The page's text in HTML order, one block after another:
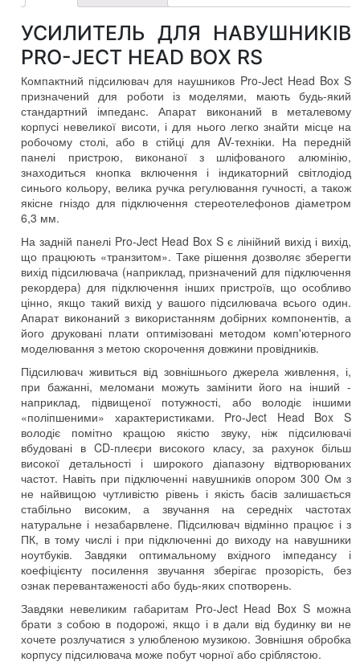
УСИЛИТЕЛЬ ДЛЯ НАВУШНИКІВ
PRO-JECT HEAD BOX RS
Компактний підсилювач для наушников Pro-Ject Head Box S
призначений для роботи із моделями, мають будь-який
стандартний імпеданс. Апарат виконаний в металевому
корпусі невеликої висоти, і для нього легко знайти місце на
робочому столі, або в стійці для AV-техніки. На передній
панелі пристрою, виконаної з шліфованого алюмінію,
знаходиться кнопка включення і індикаторний світлодіод
синього кольору, велика ручка регулювання гучності, а також
якісне гніздо для підключення стереотелефонов діаметром
6,3 мм.
На задній панелі Pro-Ject Head Box S є лінійний вихід і вихід,
що працюють «транзитом». Таке рішення дозволяє зберегти
вихід підсилювача (наприклад, призначений для підключення
рекордера) для підключення інших пристроїв, що особливо
цінно, якщо такий вихід у вашого підсилювача всього один.
Апарат виконаний з використанням добірних компонентів, а
його друковані плати оптимізовані методом комп'ютерного
моделювання з метою скорочення довжини провідників.
Підсилювач живиться від зовнішнього джерела живлення, і,
при бажанні, меломани можуть замінити його на інший -
наприклад, підвищеної потужності, або володіє іншими
«поліпшеними» характеристиками. Pro-Ject Head Box S
володіє помітно кращою якістю звуку, ніж підсилювачі
вбудовані в CD-плеєри високого класу, за рахунок більш
високої детальності і широкого діапазону відтворюваних
частот. Навіть при підключенні навушників опором 300 Ом з
не найвищою чутливістю рівень і якість басів залишається
стабільно високим, а звучання на середніх частотах
натуральне і незабарвлене. Підсилювач відмінно працює і з
ПК, в тому числі і при підключенні до виходу на навушники
ноутбуків. Завдяки оптимальному вхідного імпедансу і
коефіцієнту посилення звучання зберігає прозорість, без
ознак перевантаженості або будь-яких спотворень.
Завдяки невеликим габаритам Pro-Ject Head Box S можна
брати з собою в подорожі, якщо і в дали від будинку ви не
хочете розлучатися з улюбленою музикою. Зовнішня обробка
корпусу підсилювача може побут чорної або сріблястою.